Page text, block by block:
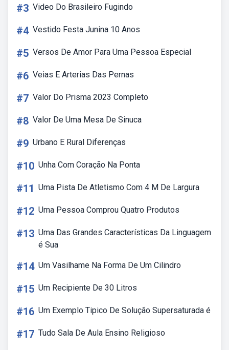
#3 Video Do Brasileiro Fugindo
#4 Vestido Festa Junina 10 Anos
#5 Versos De Amor Para Uma Pessoa Especial
#6 Veias E Arterias Das Pernas
#7 Valor Do Prisma 2023 Completo
#8 Valor De Uma Mesa De Sinuca
#9 Urbano E Rural Diferenças
#10 Unha Com Coração Na Ponta
#11 Uma Pista De Atletismo Com 4 M De Largura
#12 Uma Pessoa Comprou Quatro Produtos
#13 Uma Das Grandes Características Da Linguagem
é Sua
#14 Um Vasilhame Na Forma De Um Cilindro
#15 Um Recipiente De 30 Litros
#16 Um Exemplo Tipico De Solução Supersaturada é
#17 Tudo Sala De Aula Ensino Religioso